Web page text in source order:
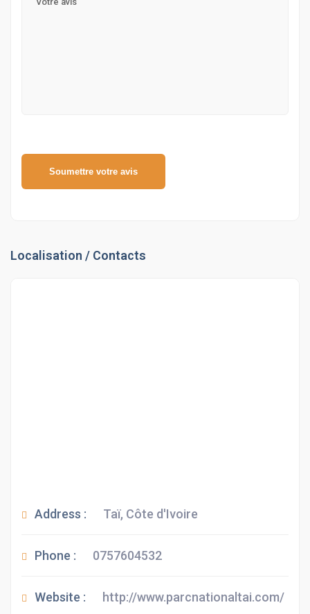
Soumettre votre avis
Localisation / Contacts
Address : Taï, Côte d'Ivoire
Phone : 0757604532
Website : http://www.parcnationaltai.com/